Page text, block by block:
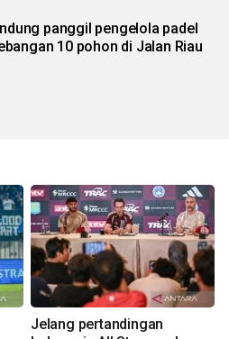
panggil pengelola padel
10 pohon di Jalan Riau
Jelang pertandingan